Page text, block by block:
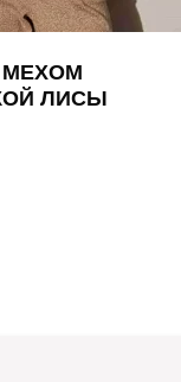
МЕХОМ
ЛИСЫ